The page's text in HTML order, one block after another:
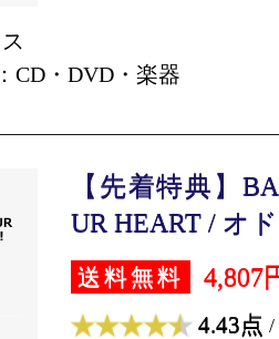
CD・DVD・楽器
【先着特典】
UR HEART / オ
送料無料 4,807
4.43点 /